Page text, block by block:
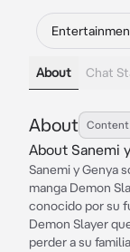
About Chat
About Content
About Sanemi
Sanemi y Genya
manga Demon
conocido por su
Demon Slayer
perder a su